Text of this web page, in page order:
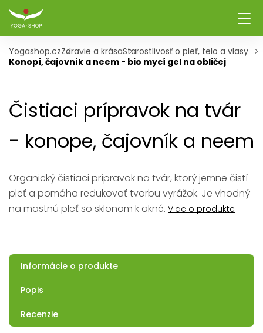
Yogashop.czZdravie a krásaStarostlivosť o pleť, telo a vlasy
Konopí, čajovník a neem - bio mycí gel na obličej
Čistiaci prípravok na tvár
- konope, čajovník a neem
Organický čistiaci prípravok na tvár, ktorý jemne čistí
pleť a pomáha redukovať tvorbu vyrážok. Je vhodný
na mastnú pleť so sklonom k akné. Viac o produkte
Informácie o produkte
Popis
Recenzie